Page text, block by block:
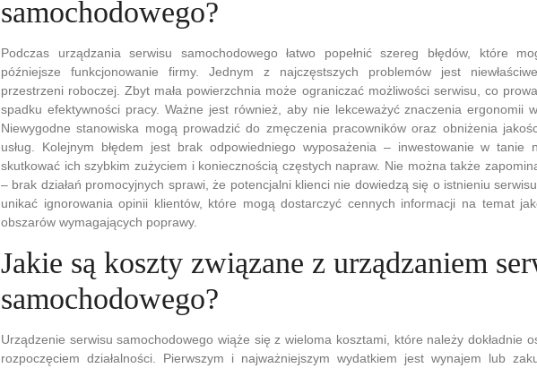
samochodowego?
Podczas urządzania serwisu samochodowego łatwo popełnić szereg błędów, które
późniejsze funkcjonowanie firmy. Jednym z najczęstszych problemów jest
przestrzeni roboczej. Zbyt mała powierzchnia może ograniczać możliwości serwisu, co
spadku efektywności pracy. Ważne jest również, aby nie lekceważyć znaczenia ergonomii
Niewygodne stanowiska mogą prowadzić do zmęczenia pracowników oraz obniżenia
usług. Kolejnym błędem jest brak odpowiedniego wyposażenia – inwestowanie w tanie
skutkować ich szybkim zużyciem i koniecznością częstych napraw. Nie można także
– brak działań promocyjnych sprawi, że potencjalni klienci nie dowiedzą się o istnieniu
unikać ignorowania opinii klientów, które mogą dostarczyć cennych informacji na temat
obszarów wymagających poprawy.
Jakie są koszty związane z urządzaniem
samochodowego?
Urządzenie serwisu samochodowego wiąże się z wieloma kosztami, które należy dokładnie
rozpoczęciem działalności. Pierwszym i najważniejszym wydatkiem jest wynajem lub